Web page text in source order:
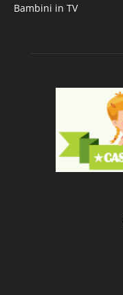
Bambini in TV